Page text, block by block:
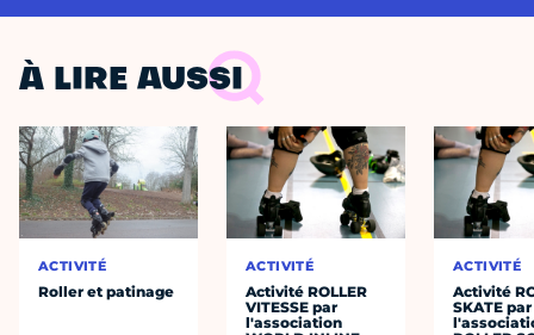
À LIRE AUSSI
ACTIVITÉ
Roller et patinage
ACTIVITÉ
Activité ROLLER
VITESSE par
l'association
ACTIVITÉ
Activité
SKATE par